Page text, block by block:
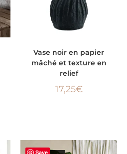
Vase noir en papier
mâché et texture en
relief
17,25€
Save